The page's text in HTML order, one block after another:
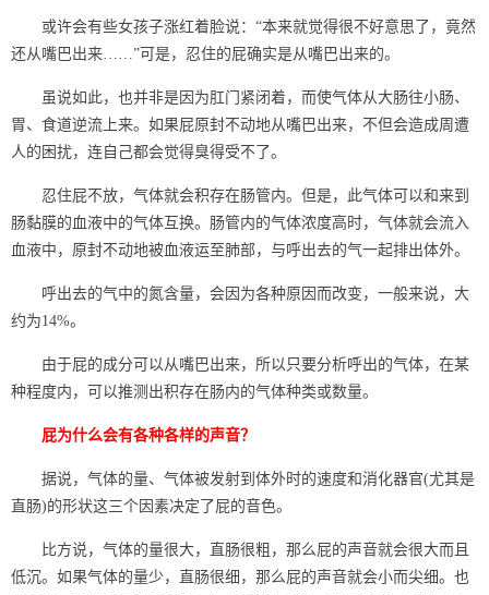
或许会有些女孩子涨红着脸说：“本来就觉得很不好意思了，竟然
还从嘴巴出来……”可是，忍住的屁确实是从嘴巴出来的。
虽说如此，也并非是因为肛门紧闭着，而使气体从大肠往小肠、
胃、食道逆流上来。如果屁原封不动地从嘴巴出来，不但会造成周遭
人的困扰，连自己都会觉得臭得受不了。
忍住屁不放，气体就会积存在肠管内。但是，此气体可以和来到
肠黏膜的血液中的气体互换。肠管内的气体浓度高时，气体就会流入
血液中，原封不动地被血液运至肺部，与呼出去的气一起排出体外。
呼出去的气中的氮含量，会因为各种原因而改变，一般来说，大
约为14%。
由于屁的成分可以从嘴巴出来，所以只要分析呼出的气体，在某
种程度内，可以推测出积存在肠内的气体种类或数量。
屁为什么会有各种各样的声音？
据说，气体的量、气体被发射到体外时的速度和消化器官(尤其是
直肠)的形状这三个因素决定了屁的音色。
比方说，气体的量很大，直肠很粗，那么屁的声音就会很大而且
低沉。如果气体的量少，直肠很细，那么屁的声音就会小而尖细。也